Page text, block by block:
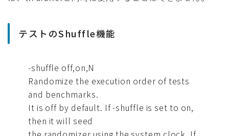
テストのShuffle機能
-shuffle off,on,N
Randomize the execution order of tests
and benchmarks.
It is off by default. If -shuffle is set to on,
then it will seed
the randomizer using the system clock. If